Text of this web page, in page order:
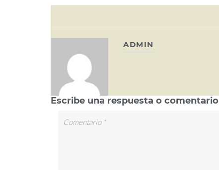
ADMIN
Escribe una respuesta o comentario